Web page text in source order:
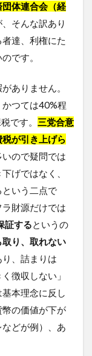
体連合会（経
そんな訳あり
達、利権にた
です。
ありません。
つては40%程
です。 三党合意
税が引き上げら
ので疑問では
げではなく、
いう二点で
財源だけでは
証するというの
取り、取れない
り、詰まりは
徴収しない」
本理念に反し
の価値が下が
どが例）、あ